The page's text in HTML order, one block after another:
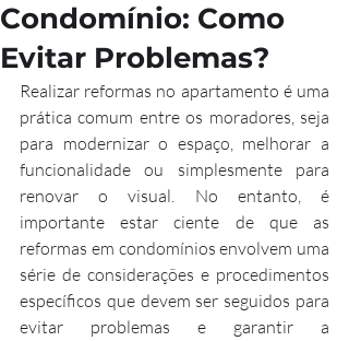
Condomínio: Como
Evitar Problemas?
Realizar reformas no apartamento é uma
prática comum entre os moradores, seja
para modernizar o espaço, melhorar a
funcionalidade ou simplesmente para
renovar o visual. No entanto, é
importante estar ciente de que as
reformas em condomínios envolvem uma
série de considerações e procedimentos
específicos que devem ser seguidos para
evitar problemas e garantir a